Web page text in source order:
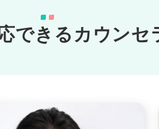
できるカウンセ